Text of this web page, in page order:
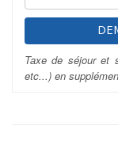
Taxe de séjour et
etc...) en